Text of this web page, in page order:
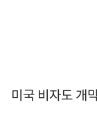
미국 비자도 개